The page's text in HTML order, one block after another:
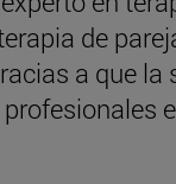
de
a que la